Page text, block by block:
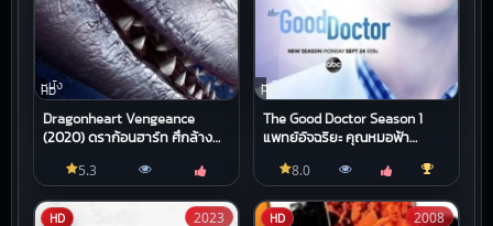
หนัง
HD
Dragonheart Vengeance
(2020) ดราก้อนฮาร์ท ศึกล้าง
5.3
หนัง
HD
The Good Doctor Season 1
แพทย์อัจฉริยะ คุณหมอฟ้า
8.0
HD 2023 HD 2008